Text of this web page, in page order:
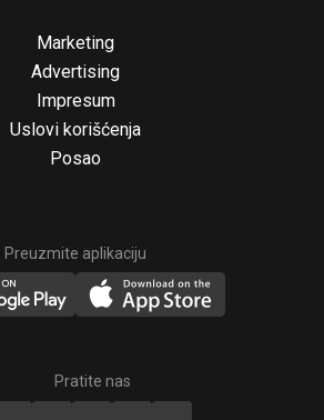
Marketing
Advertising
Impresum
Uslovi korišćenja
Posao
Preuzmite aplikaciju